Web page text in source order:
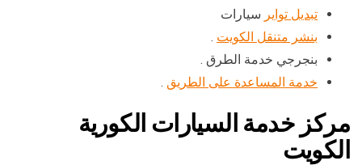
تبديل تواير سيارات
بنشر متنقل الكويت .
بنجرجي خدمة الطرق .
خدمة المساعدة على الطريق .
مركز خدمة السيارات الكورية
الكويت